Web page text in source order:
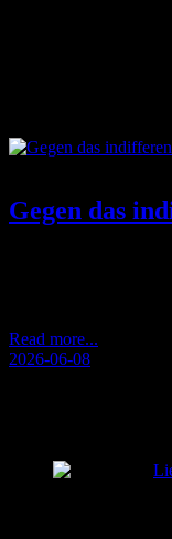
Gegen das
Read more...
2026-06-08